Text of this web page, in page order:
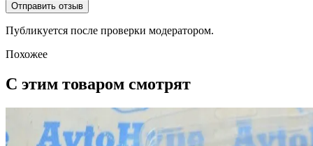
Отправить отзыв
Публикуется после проверки модератором.
Похожее
С этим товаром смотрят